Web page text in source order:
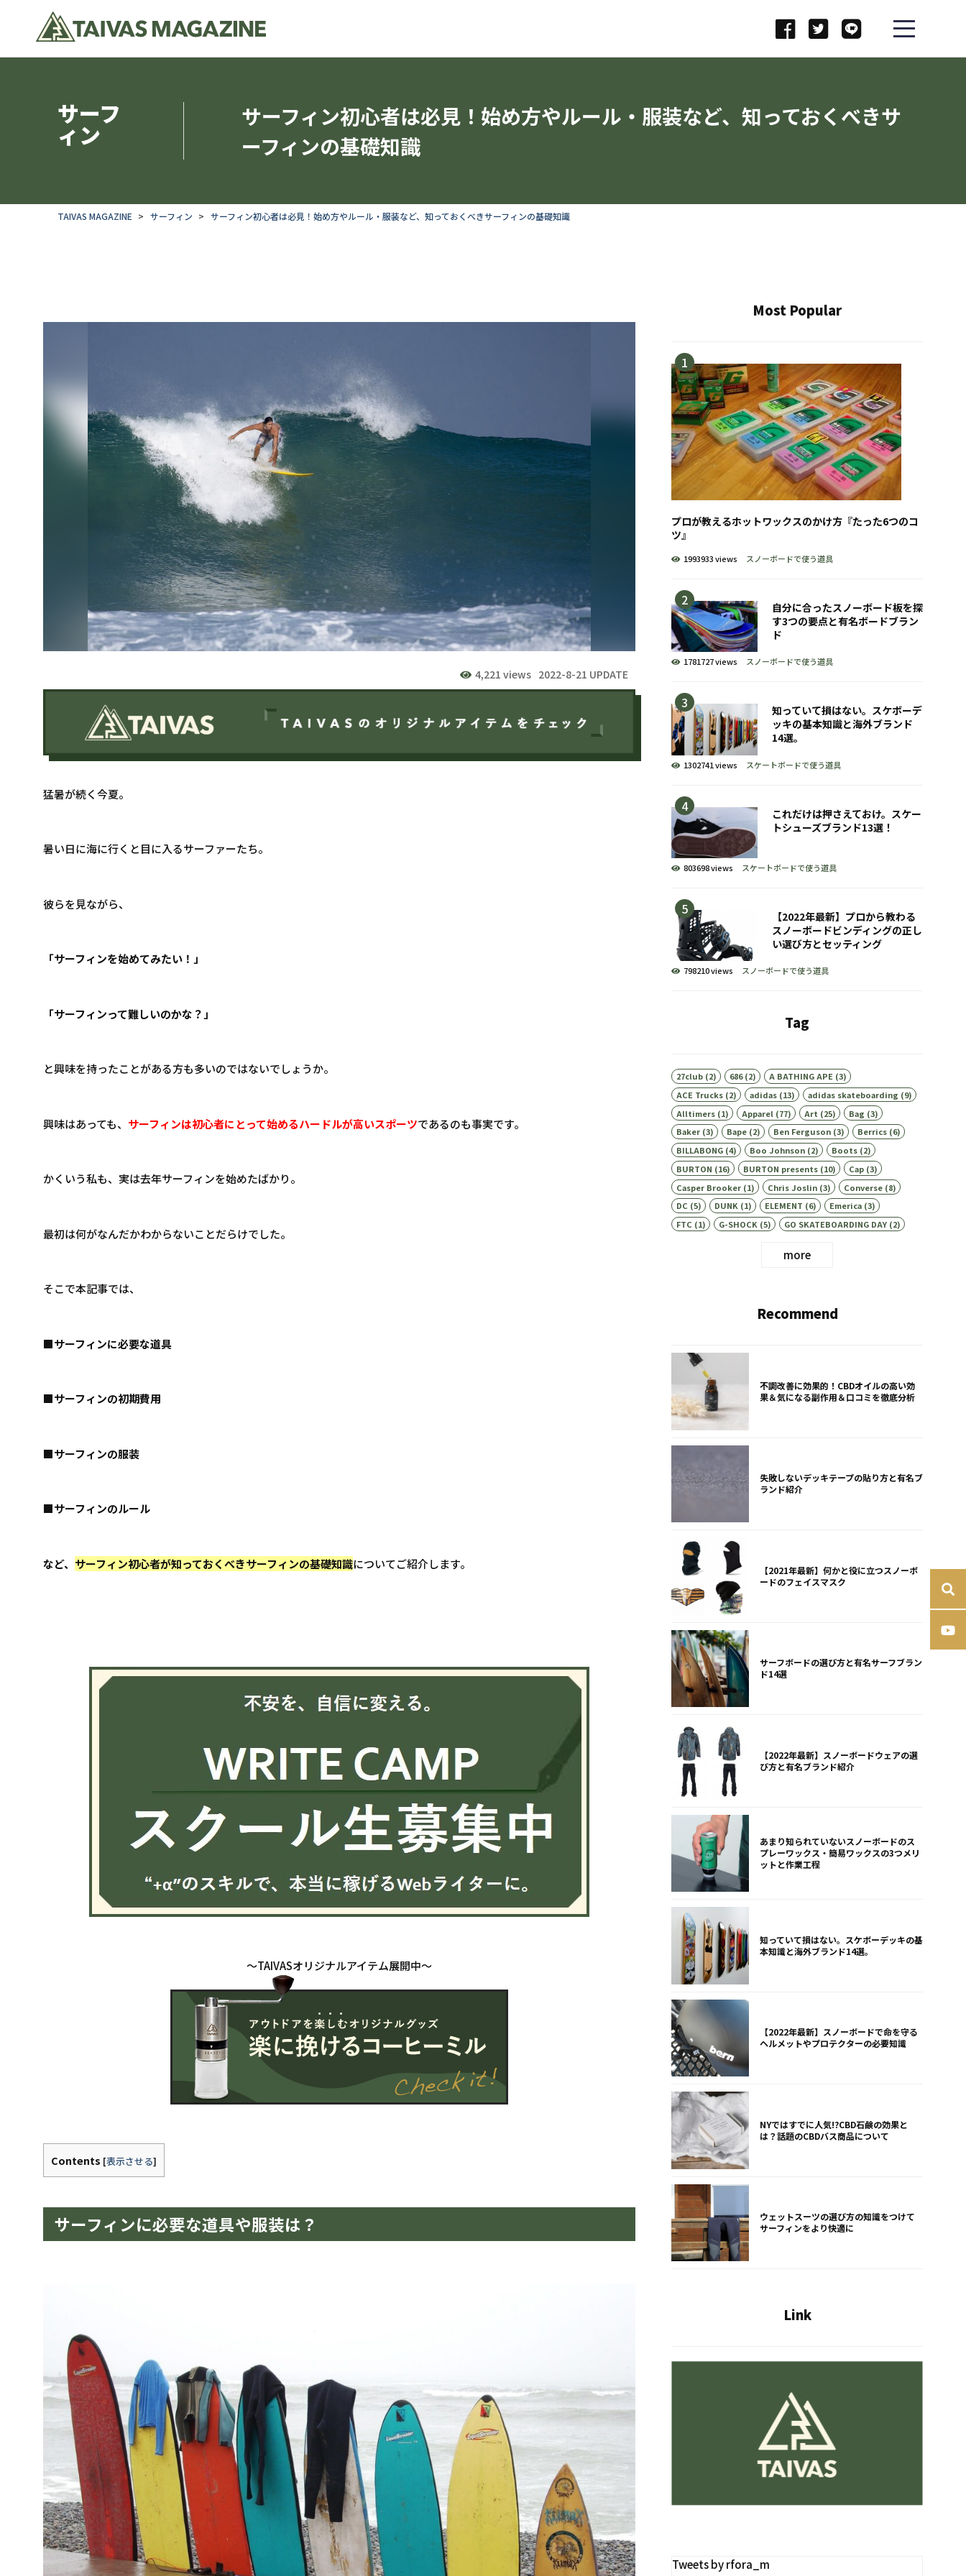
サーフ
ィン
サーフィン初心者は必見！始め方やルール・服装など、知っておくべきサ
ーフィンの基礎知識
TAIVAS MAGAZINE サーフィン サーフィン初心者は必見！始め方やルール・服装など、知っておくべきサーフィンの基礎知識
4,221 views 2022-8-21 UPDATE
猛暑が続く今夏。
暑い日に海に行くと目に入るサーファーたち。
彼らを見ながら、
「サーフィンを始めてみたい！」
「サーフィンって難しいのかな？」
と興味を持ったことがある方も多いのではないでしょうか。
興味はあっても、 サーフィンは初心者にとって始めるハードルが高いスポーツであるのも事実です。
かくいう私も、実は去年サーフィンを始めたばかり。
最初は何がなんだかわからないことだらけでした。
そこで本記事では、
■サーフィンに必要な道具
■サーフィンの初期費用
■サーフィンの服装
■サーフィンのルール
など、 サーフィン初心者が知っておくべきサーフィンの基礎知識についてご紹介します。
Contents [表示させる]
サーフィンに必要な道具や服装は？
Most Popular
プロが教えるホットワックスのかけ方『たった6つのコ
ツ』
1993933 views スノーボードで使う道具
自分に合ったスノーボード板を探
す3つの要点と有名ボードブラン
ド
1781727 views スノーボードで使う道具
知っていて損はない。スケボーデ
ッキの基本知識と海外ブランド
14選。
1302741 views スケートボードで使う道具
これだけは押さえておけ。スケー
トシューズブランド13選！
803698 views スケートボードで使う道具
【2022年最新】プロから教わる
スノーボードビンディングの正し
い選び方とセッティング
798210 views スノーボードで使う道具
Tag
27club(2) 686(2) A BATHING APE(3)
ACE Trucks(2) adidas(13) adidas skateboarding (9)
Alltimers(1) Apparel (77) Art (25) Bag (3)
Baker(3) Bape(2) Ben Ferguson(3) Berrics(6)
BILLABONG(4) Boo Johnson(2) Boots(2)
BURTON (16) BURTON presents(10) Cap(3)
Casper Brooker(1) Chris Joslin(3) Converse(8)
DC (5) DUNK(1) ELEMENT (6) Emerica(3)
FTC (1) G-SHOCK (5) GO SKATEBOARDING DAY(2)
more
Recommend
不調改善に効果的！CBDオイルの高い効
果＆気になる副作用＆口コミを徹底分析
失敗しないデッキテープの貼り方と有名ブ
ランド紹介
【2021年最新】何かと役に立つスノーボ
ードのフェイスマスク
サーフボードの選び方と有名サーフブラン
ド14選
【2022年最新】スノーボードウェアの選
び方と有名ブランド紹介
あまり知られていないスノーボードのス
プレーワックス・簡易ワックスの3つメリ
ットと作業工程
知っていて損はない。スケボーデッキの基
本知識と海外ブランド14選。
【2022年最新】スノーボードで命を守る
ヘルメットやプロテクターの必要知識
NYではすでに人気!?CBD石鹸の効果と
は？話題のCBDバス商品について
ウェットスーツの選び方の知識をつけて
サーフィンをより快適に
Link
Tweets by rfora_m